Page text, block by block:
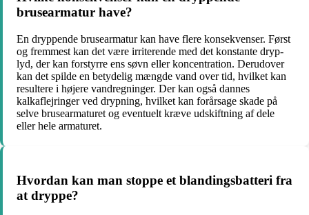
brusearmatur have?
En dryppende brusearmatur kan have flere konsekvenser. Først
og fremmest kan det være irriterende med det konstante dryp-
lyd, der kan forstyrre ens søvn eller koncentration. Derudover
kan det spilde en betydelig mængde vand over tid, hvilket kan
resultere i højere vandregninger. Der kan også dannes
kalkaflejringer ved drypning, hvilket kan forårsage skade på
selve brusearmaturet og eventuelt kræve udskiftning af dele
eller hele armaturet.
Hvordan kan man stoppe et blandingsbatteri fra
at dryppe?